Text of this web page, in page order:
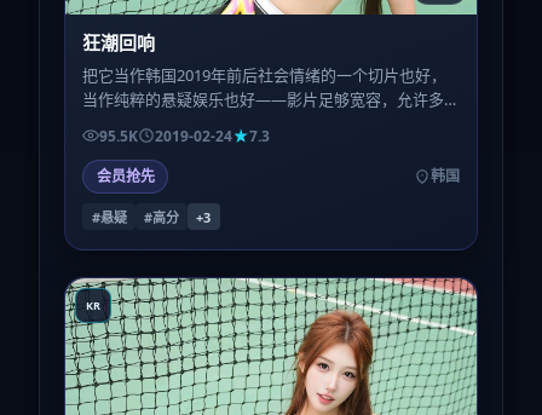
狂潮回响
把它当作韩国2019年前后社会情绪的一个切片也好，
当作纯粹的悬疑娱乐也好——影片足够宽容，允许多
种读法并存；这也是它值得被讨论的理由。
95.5K 2019-02-24
7.3
会员抢先
韩国
#悬疑 #高分 +3
KR